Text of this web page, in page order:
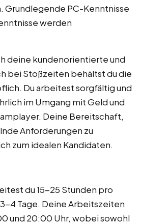
Grundlegende PC-Kenntnisse
werden
deine kundenorientierte und
bei Stoßzeiten behältst du die
Du arbeitest sorgfältig und
im Umgang mit Geld und
Deine Bereitschaft,
Anforderungen zu
zum idealen Kandidaten.
du 15-25 Stunden pro
4 Tage. Deine Arbeitszeiten
und 20:00 Uhr, wobei sowohl